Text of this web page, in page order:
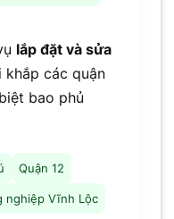
lắp đặt và sửa
khắp các quận
bao phủ
Quận 12
nghiệp Vĩnh Lộc